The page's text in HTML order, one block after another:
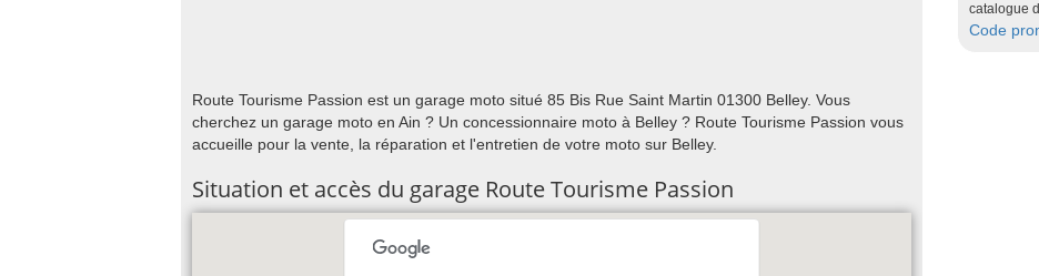
Route Tourisme Passion est un garage moto situé 85 Bis Rue Saint Martin 01300 Belley. Vous
cherchez un garage moto en Ain ? Un concessionnaire moto à Belley ? Route Tourisme Passion vous
accueille pour la vente, la réparation et l'entretien de votre moto sur Belley.
Situation et accès du garage Route Tourisme Passion
catalogue
Code